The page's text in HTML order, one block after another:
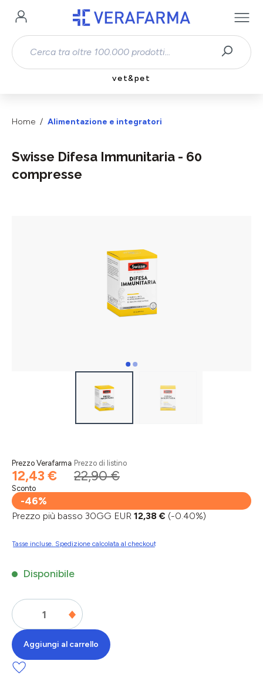
Passa al contenuto principale
vet&pet
Home Alimentazione e integratori
Swisse Difesa Immunitaria - 60
compresse
Prezzo Verafarma
12,43 €
Prezzo di listino
22,90 €
Sconto
-46%
Prezzo più basso 30GG EUR 12,38 € (-0.40%)
Tasse incluse. Spedizione calcolata al checkout
Disponibile
Aggiungi al carrello